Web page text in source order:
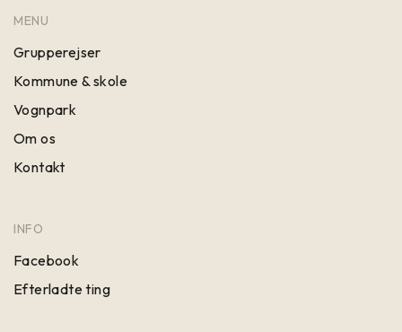
MENU
Grupperejser
Kommune & skole
Vognpark
Om os
Kontakt
INFO
Facebook
Efterladte ting